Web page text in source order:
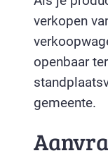
verkopen
openbaar
gemeente.